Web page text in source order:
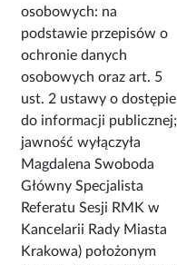
osobowych: na
podstawie przepisów o
ochronie danych
osobowych oraz art. 5
ust. 2 ustawy o dostępie
do informacji publicznej;
jawność wyłączyła
Magdalena Swoboda
Główny Specjalista
Referatu Sesji RMK w
Kancelarii Rady Miasta
Krakowa) położonym